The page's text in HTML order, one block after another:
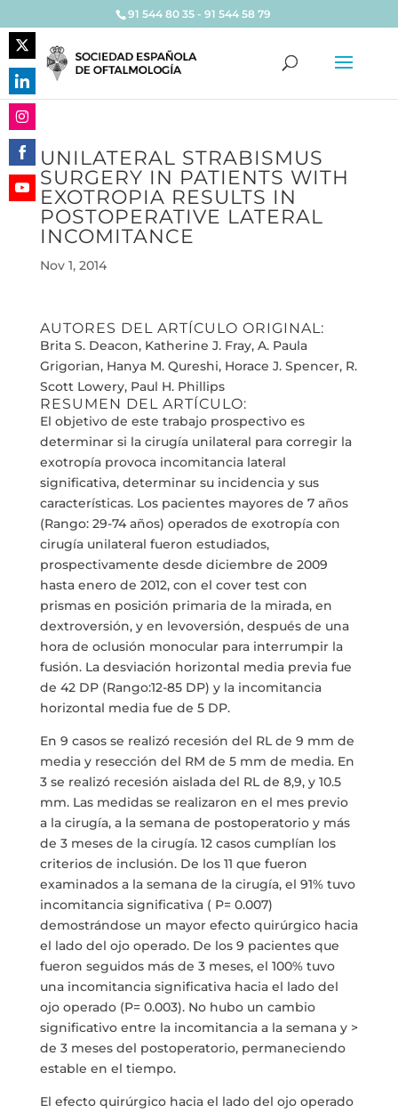
91 544 80 35 - 91 544 58 79
UNILATERAL STRABISMUS
SURGERY IN PATIENTS WITH
EXOTROPIA RESULTS IN
POSTOPERATIVE LATERAL
INCOMITANCE
Nov 1, 2014
AUTORES DEL ARTÍCULO ORIGINAL:
Brita S. Deacon, Katherine J. Fray, A. Paula
Grigorian, Hanya M. Qureshi, Horace J. Spencer, R.
Scott Lowery, Paul H. Phillips
RESUMEN DEL ARTÍCULO:
El objetivo de este trabajo prospectivo es
determinar si la cirugía unilateral para corregir la
exotropía provoca incomitancia lateral
significativa, determinar su incidencia y sus
características. Los pacientes mayores de 7 años
(Rango: 29-74 años) operados de exotropía con
cirugía unilateral fueron estudiados,
prospectivamente desde diciembre de 2009
hasta enero de 2012, con el cover test con
prismas en posición primaria de la mirada, en
dextroversión, y en levoversión, después de una
hora de oclusión monocular para interrumpir la
fusión. La desviación horizontal media previa fue
de 42 DP (Rango:12-85 DP) y la incomitancia
horizontal media fue de 5 DP.
En 9 casos se realizó recesión del RL de 9 mm de
media y resección del RM de 5 mm de media. En
3 se realizó recesión aislada del RL de 8,9, y 10.5
mm. Las medidas se realizaron en el mes previo
a la cirugía, a la semana de postoperatorio y más
de 3 meses de la cirugía. 12 casos cumplían los
criterios de inclusión. De los 11 que fueron
examinados a la semana de la cirugía, el 91% tuvo
incomitancia significativa ( P= 0.007)
demostrándose un mayor efecto quirúrgico hacia
el lado del ojo operado. De los 9 pacientes que
fueron seguidos más de 3 meses, el 100% tuvo
una incomitancia significativa hacia el lado del
ojo operado (P= 0.003). No hubo un cambio
significativo entre la incomitancia a la semana y >
de 3 meses del postoperatorio, permaneciendo
estable en el tiempo.
El efecto quirúrgico hacia el lado del ojo operado
Share
on
Twitter
Share
on
LinkedIn
Share
on
Instagram
Share
on
Facebook
Share